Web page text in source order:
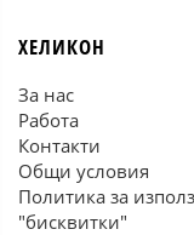
ХЕЛИКОН
За нас
Работа
Контакти
Общи условия
Политика за
"бисквитки"